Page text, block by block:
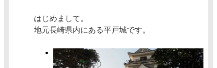
はじめまして。
地元長崎県内にある平戸城です。